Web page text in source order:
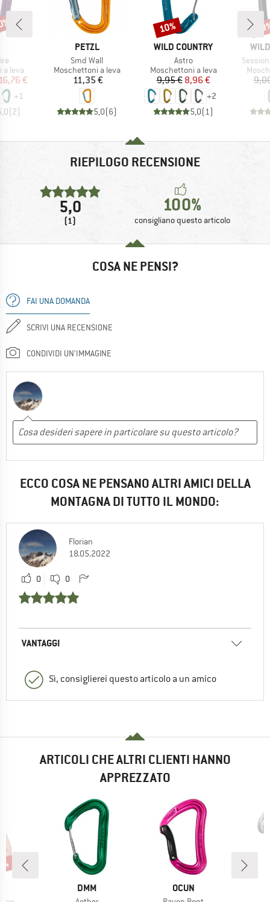
a leva
ridotto
€
+1
(2)
MARCHIO
PETZL
Articolo
Smd Wall
Gruppo di prodotti
Moschettoni a leva
Prezzo
11,35 €
5,0(6)
MARCHIO
WILD COUNTRY
Articolo
Astro
Gruppo di prodotti
Moschettoni a leva
Prezzo
9,95 €Prezzo ridotto
8,96 €
+2
5,0(1)
Sconto
10%
Articolo
RIEPILOGO RECENSIONE
5,0
(1)
100%
consigliano questo articolo
COSA NE PENSI?
FAI UNA DOMANDA
SCRIVI UNA RECENSIONE
CONDIVIDI UN'IMMAGINE
ECCO COSA NE PENSANO ALTRI AMICI DELLA
MONTAGNA DI TUTTO IL MONDO:
Florian
18.05.2022
0 0
VANTAGGI
Sì, consiglierei questo articolo a un amico
ARTICOLI CHE ALTRI CLIENTI HANNO
APPREZZATO
MARCHIO
DMM MARCHIO
OCUN